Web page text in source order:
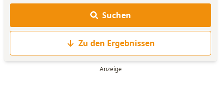
ANAGRAMM-GENERATOR
WORTLISTE
Suchen
Zu den Ergebnissen